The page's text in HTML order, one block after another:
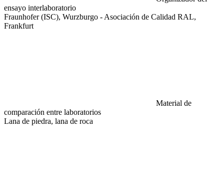
ensayo interlaboratorio
Fraunhofer (ISC), Wurzburgo - Asociación de Calidad RAL,
Frankfurt
Material de
comparación entre laboratorios
Lana de piedra, lana de roca